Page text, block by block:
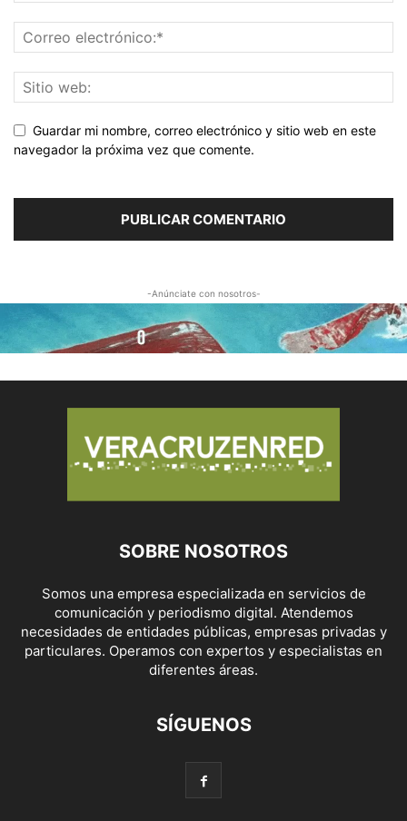
Guardar mi nombre, correo electrónico y sitio web en este
navegador la próxima vez que comente.
-Anúnciate con nosotros-
SOBRE NOSOTROS
Somos una empresa especializada en servicios de
comunicación y periodismo digital. Atendemos
necesidades de entidades públicas, empresas privadas y
particulares. Operamos con expertos y especialistas en
diferentes áreas.
SÍGUENOS